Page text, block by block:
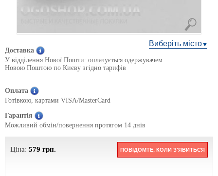
Виберіть місто
Доставка
У відділення Нової Пошти: оплачується одержувачем
Новою Поштою по Києву згідно тарифів
Оплата
Готівкою, картами VISA/MasterCard
Гарантія
Можливий обмін/повернення протягом 14 днів
Ціна: 579 грн. ПОВІДОМТЕ, КОЛИ З'ЯВИТЬСЯ